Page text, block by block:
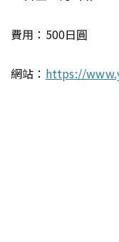
費用：500日圓
網站： https://